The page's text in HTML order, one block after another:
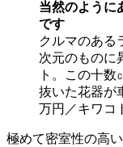
当然のように
です
クルマのある
次元のものに
ト。この十数
抜いた花器が
万円／キワコ
極めて密室性の高